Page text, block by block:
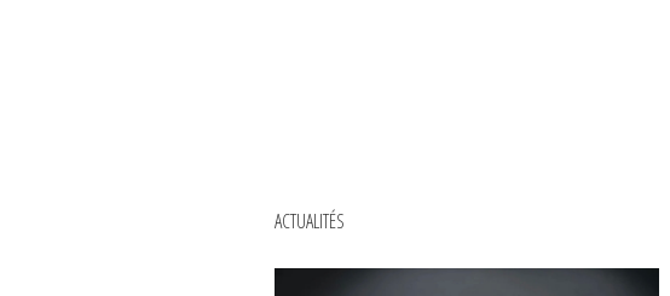
ACTUALITÉS